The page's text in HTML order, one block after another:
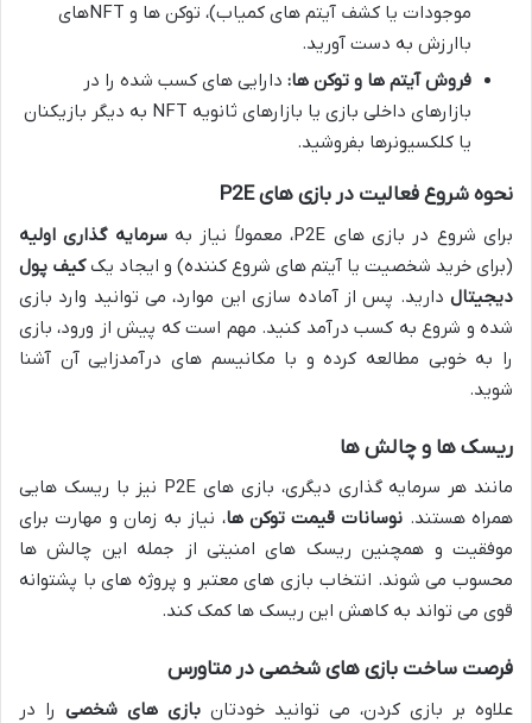
موجودات یا کشف آیتم های کمیاب)، توکن ها و NFTهای
باارزش به دست آورید.
فروش آیتم ها و توکن ها: دارایی های کسب شده را در
بازارهای داخلی بازی یا بازارهای ثانویه NFT به دیگر بازیکنان
یا کلکسیونرها بفروشید.
نحوه شروع فعالیت در بازی های P2E
برای شروع در بازی های P2E، معمولاً نیاز به
سرمایه گذاری اولیه
(برای خرید شخصیت یا آیتم های شروع کننده) و ایجاد یککیف پول
دیجیتال دارید. پس از آماده سازی این موارد، می توانید وارد بازی
شده و شروع به کسب درآمد کنید. مهم است که پیش از ورود، بازی
را به خوبی مطالعه کرده و با مکانیسم های درآمدزایی آن آشنا
شوید.
ریسک ها و چالش ها
مانند هر سرمایه گذاری دیگری، بازی های P2E نیز با ریسک هایی
همراه هستند. نوسانات قیمت توکن ها، نیاز به زمان و مهارت برای
موفقیت و همچنین ریسک های امنیتی از جمله این چالش ها
محسوب می شوند. انتخاب بازی های معتبر و پروژه های با پشتوانه
قوی می تواند به کاهش این ریسک ها کمک کند.
فرصت ساخت بازی های شخصی در متاورس
علاوه بر بازی کردن، می توانید خودتان بازی های شخصی را در